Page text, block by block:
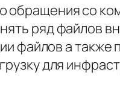
обращения со
ряд файлов
файлов а также
для